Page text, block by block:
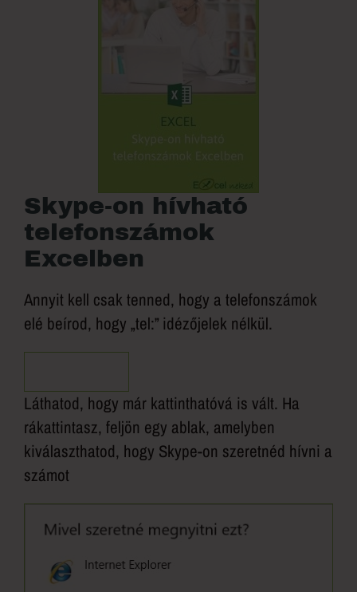
Skype-on hívható
telefonszámok
Excelben
Annyit kell csak tenned, hogy a telefonszámok
elé beírod, hogy „tel:” idézőjelek nélkül.
Láthatod, hogy már kattinthatóvá is vált. Ha
rákattintasz, feljön egy ablak, amelyben
kiválaszthatod, hogy Skype-on szeretnéd hívni a
számot